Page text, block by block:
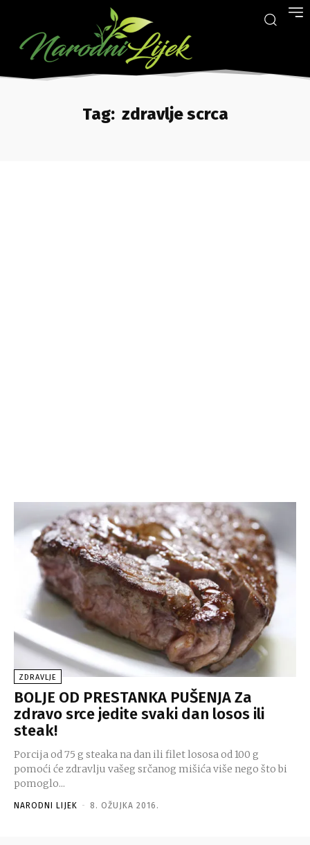
Tag: zdravlje scrca
ZDRAVLJE
BOLJE OD PRESTANKA PUŠENJA Za
zdravo srce jedite svaki dan losos ili
steak!
Porcija od 75 g steaka na dan ili filet lososa od 100 g
pomoći će zdravlju vašeg srčanog mišića više nego što bi
pomoglo...
NARODNI LIJEK - 8. OŽUJKA 2016.